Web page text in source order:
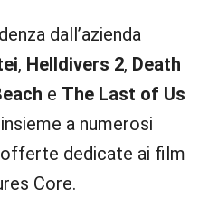
dall’azienda
, Helldivers 2, Death
e The Last of Us
a numerosi
dedicate ai film
Core.